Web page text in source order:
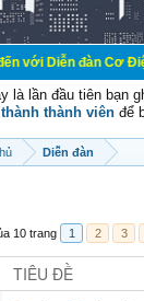
đàn Cơ Điện - Diễn
là lần đầu tiên bạn
thành viên để
Diễn đàn
10 trang 1 2 3
TIÊU ĐỀ